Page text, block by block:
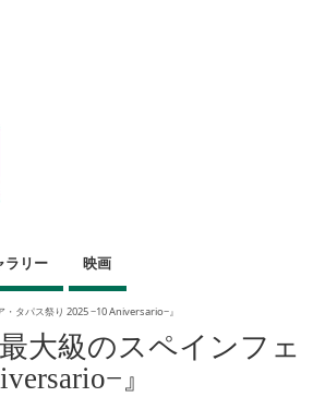
ラリー 映画
タパス祭り 2025 −10 Aniversario−』
大級のスペインフェ
』